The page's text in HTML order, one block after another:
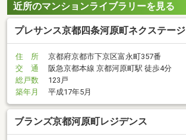
近所のマンションライブラリーを見る
プレサンス京都四条河原町ネクステージ
住 所
京都府京都市下京区富永町357番
交 通
阪急京都本線 京都河原町駅 徒歩4分
総戸数
123戸
築年月
平成17年5月
ブランズ京都河原町レジデンス